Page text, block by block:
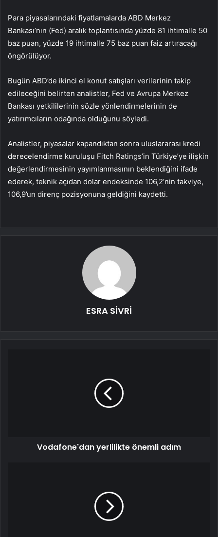
Para piyasalarındaki fiyatlamalarda ABD Merkez
Bankası’nın (Fed) aralık toplantısında yüzde 81 ihtimalle 50
baz puan, yüzde 19 ihtimalle 75 baz puan faiz artıracağı
öngörülüyor.
Bugün ABD’de ikinci el konut satışları verilerinin takip
edileceğini belirten analistler, Fed ve Avrupa Merkez
Bankası yetkililerinin sözle yönlendirmelerinin de
yatırımcıların odağında olduğunu söyledi.
Analistler, piyasalar kapandıktan sonra uluslararası kredi
derecelendirme kuruluşu Fitch Ratings’in Türkiye’ye ilişkin
değerlendirmesinin yayımlanmasının beklendiğini ifade
ederek, teknik açıdan dolar endeksinde 106,2’nin takviye,
106,9’un direnç pozisyonuna geldiğini kaydetti.
ESRA SİVRİ
Vodafone'dan yerlilikte önemli adım